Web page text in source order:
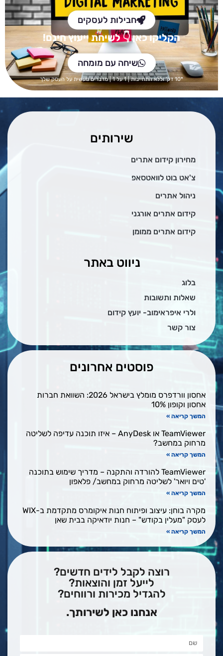
חבילות לעסקים
הקליקו כאן👇 לשיחת ייעוץ חינם!
שיחה עם מומחה
*10 דק' וללא התחייבות | 1 על 1 | מדברים מעשית על העסק שלך
שירותים
מחירון קידום אתרים
צ'אט בוט לוואטסאפ
ניהול אתרים
קידום אתרים אורגני
קידום אתרים ממומן
ניווט באתר
בלוג
שאלות ותשובות
ולרי איפראימוב- יועץ קידום
צור קשר
פוסטים אחרונים
אחסון וורדפרס מומלץ בישראל 2026: השוואת חברות
אחסון וקופון 10%
המשך קריאה »
TeamViewer או AnyDesk – איזו תוכנה עדיפה לשליטה
מרחוק במחשב?
המשך קריאה »
TeamViewer להורדה והתקנה – מדריך שימוש בתוכנה
'טים ויואר' לשליטה מרחוק במחשב/ פלאפון
המשך קריאה »
מקרה בוחן: עיצוב ופיתוח חנות איקומרס מתקדמת ב-WIX
לעסק "מעלין בקודש" – חנות יודאיקה בבית שאן
המשך קריאה »
רוצה לקבל לידים חדשים?
לייעל זמן והוצאות?
להגדיל מכירות ורווחים?
אנחנו כאן לשירותך.